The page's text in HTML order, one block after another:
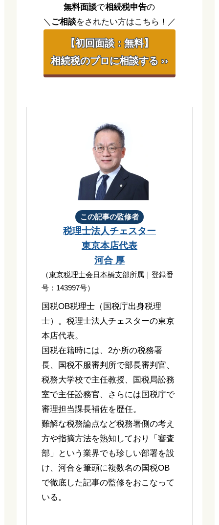
無料面談で相続税申告の
＼ ご相談をされたい方はこちら！／
【初回面談：無料】
相続税のプロに相談する ››
この記事の監修者
税理士法人チェスター
東京本店代表
河合 厚
（東京税理士会日本橋支部所属｜登録番
号：143997号）
国税OB税理士（国税庁出身税理
士）。税理士法人チェスターの東京
本店代表。
国税在籍時には、2か所の税務署
長、国税不服審判所で部長審判官、
税務大学校で主任教授、国税局訟務
室で主任訟務官、さらには国税庁で
審理担当課長補佐を歴任。
難解な税務論点など税務署側の考え
方や指摘方法を熟知しており「審査
部」という業界でも珍しい部署を設
け、河合を筆頭に複数名の国税OB
で徹底した記事の監修をおこなって
いる。